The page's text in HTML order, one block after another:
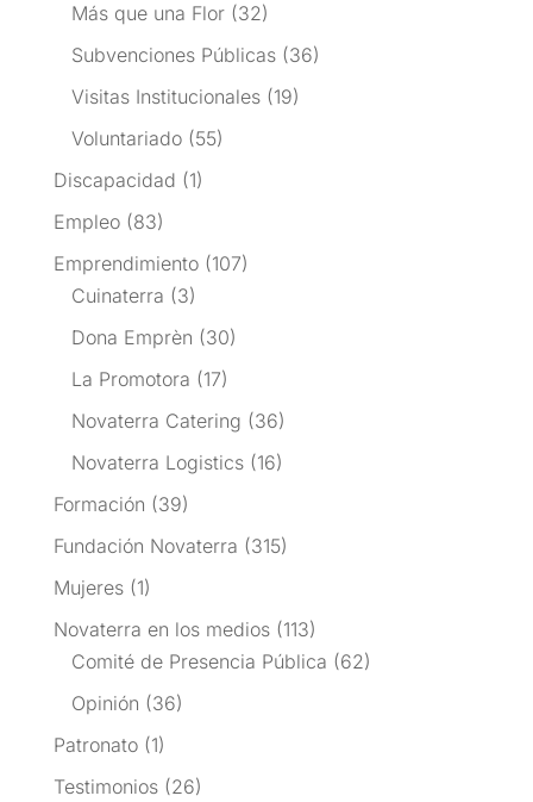
Más que una Flor(32)
Subvenciones Públicas(36)
Visitas Institucionales(19)
Voluntariado(55)
Discapacidad (1)
Empleo(83)
Emprendimiento(107)
Cuinaterra (3)
Dona Emprèn (30)
La Promotora (17)
Novaterra Catering (36)
Novaterra Logistics(16)
Formación (39)
Fundación Novaterra (315)
Mujeres(1)
Novaterra en los medios(113)
Comité de Presencia Pública (62)
Opinión (36)
Patronato(1)
Testimonios(26)